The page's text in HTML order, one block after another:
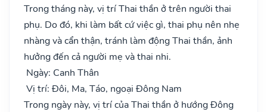
Trong tháng này, vị trí Thai thần ở trên người thai
phụ. Do đó, khi làm bất cứ việc gì, thai phụ nên nhẹ
nhàng và cẩn thận, tránh làm động Thai thần, ảnh
hưởng đến cả người mẹ và thai nhi.
Ngày: Canh Thân
Vị trí: Đôi, Ma, Táo, ngoại Đông Nam
Trong ngày này, vị trí của Thai thần ở hướng Đông